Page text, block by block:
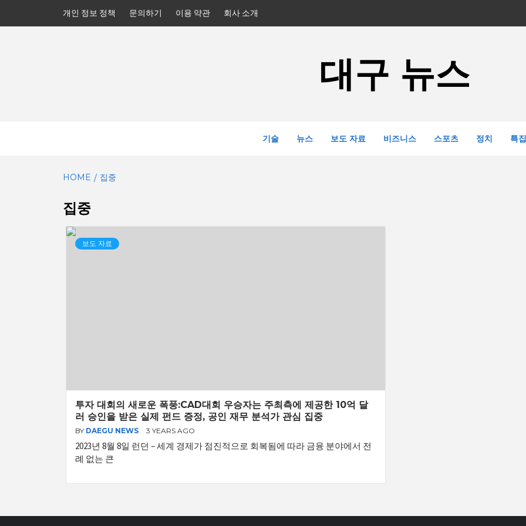
개인 정보 정책 문의하기 이용 약관 회사 소개
대구 뉴스
기술 뉴스 보도 자료 비즈니스 스포츠 정치 특집
HOME 집중
집중
보도 자료
투자 대회의 새로운 폭풍:CAD대회 우승자는 주최측에 제공한 10억 달
러 승인을 받은 실제 펀드 증정, 공인 재무 분석가 관심 집중
BY DAEGU NEWS 3 YEARS AGO
2023년 8월 8일 런던 – 세계 경제가 점진적으로 회복됨에 따라 금융 분야에서 전
례 없는 큰